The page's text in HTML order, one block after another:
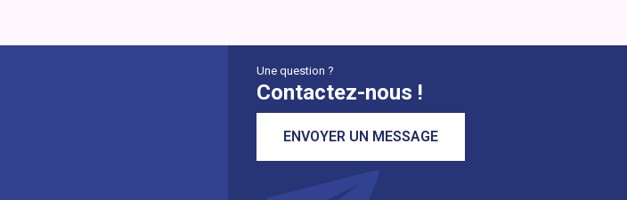
Une question ?
Contactez-nous !
ENVOYER UN MESSAGE